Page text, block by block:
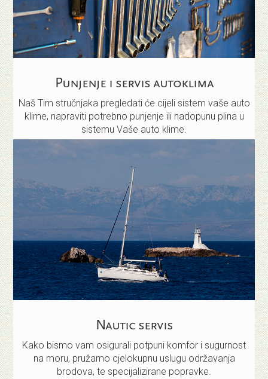
Punjenje i servis autoklima
Naš Tim stručnjaka pregledati će cijeli sistem vaše auto
klime, napraviti potrebno punjenje ili nadopunu plina u
sistemu Vaše auto klime.
Nautic servis
Kako bismo vam osigurali potpuni komfor i sugurnost
na moru, pružamo cjelokupnu uslugu održavanja
brodova, te specijalizirane popravke.